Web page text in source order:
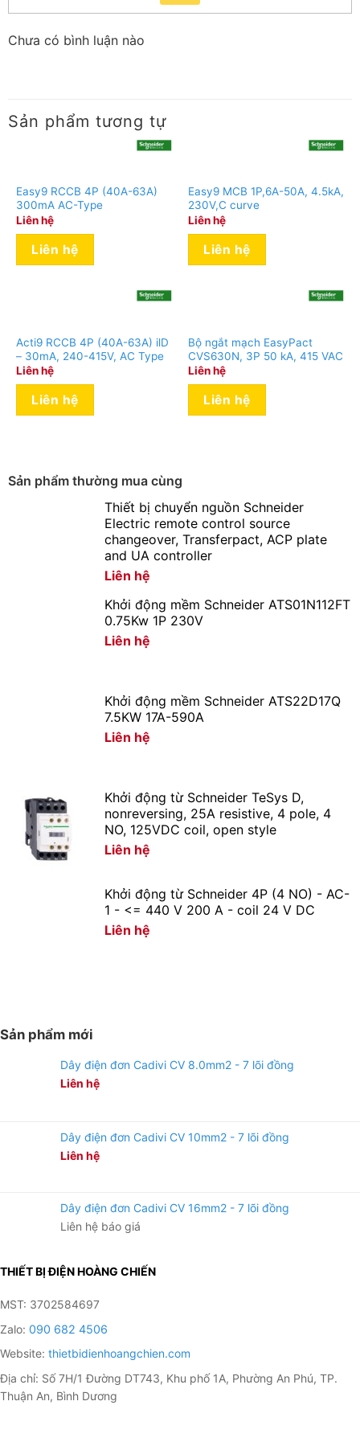
Chưa có bình luận nào
Sản phẩm tương tự
Easy9 RCCB 4P (40A-63A)
300mA AC-Type
Liên hệ
Liên hệ
Easy9 MCB 1P,6A-50A, 4.5kA,
230V,C curve
Liên hệ
Liên hệ
Acti9 RCCB 4P (40A-63A) ilD
– 30mA, 240-415V, AC Type
Liên hệ
Liên hệ
Bộ ngắt mạch EasyPact
CVS630N, 3P 50 kA, 415 VAC
Liên hệ
Liên hệ
Sản phẩm thường mua cùng
Thiết bị chuyển nguồn Schneider
Electric remote control source
changeover, Transferpact, ACP plate
and UA controller
Liên hệ
Khởi động mềm Schneider ATS01N112FT
0.75Kw 1P 230V
Liên hệ
Khởi động mềm Schneider ATS22D17Q
7.5KW 17A-590A
Liên hệ
Khởi động từ Schneider TeSys D,
nonreversing, 25A resistive, 4 pole, 4
NO, 125VDC coil, open style
Liên hệ
Khởi động từ Schneider 4P (4 NO) - AC-
1 - <= 440 V 200 A - coil 24 V DC
Liên hệ
Sản phẩm mới
Dây điện đơn Cadivi CV 8.0mm2 - 7 lõi đồng
Liên hệ
Dây điện đơn Cadivi CV 10mm2 - 7 lõi đồng
Liên hệ
Dây điện đơn Cadivi CV 16mm2 - 7 lõi đồng
Liên hệ báo giá
THIẾT BỊ ĐIỆN HOÀNG CHIẾN
MST: 3702584697
Zalo: 090 682 4506
Website: thietbidienhoangchien.com
Địa chỉ: Số 7H/1 Đường DT743, Khu phố 1A, Phường An Phú, TP.
Thuận An, Bình Dương